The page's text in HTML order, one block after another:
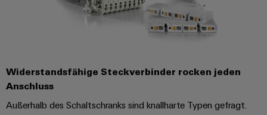
Widerstandsfähige Steckverbinder rocken jeden
Anschluss
Außerhalb des Schaltschranks sind knallharte Typen gefragt.